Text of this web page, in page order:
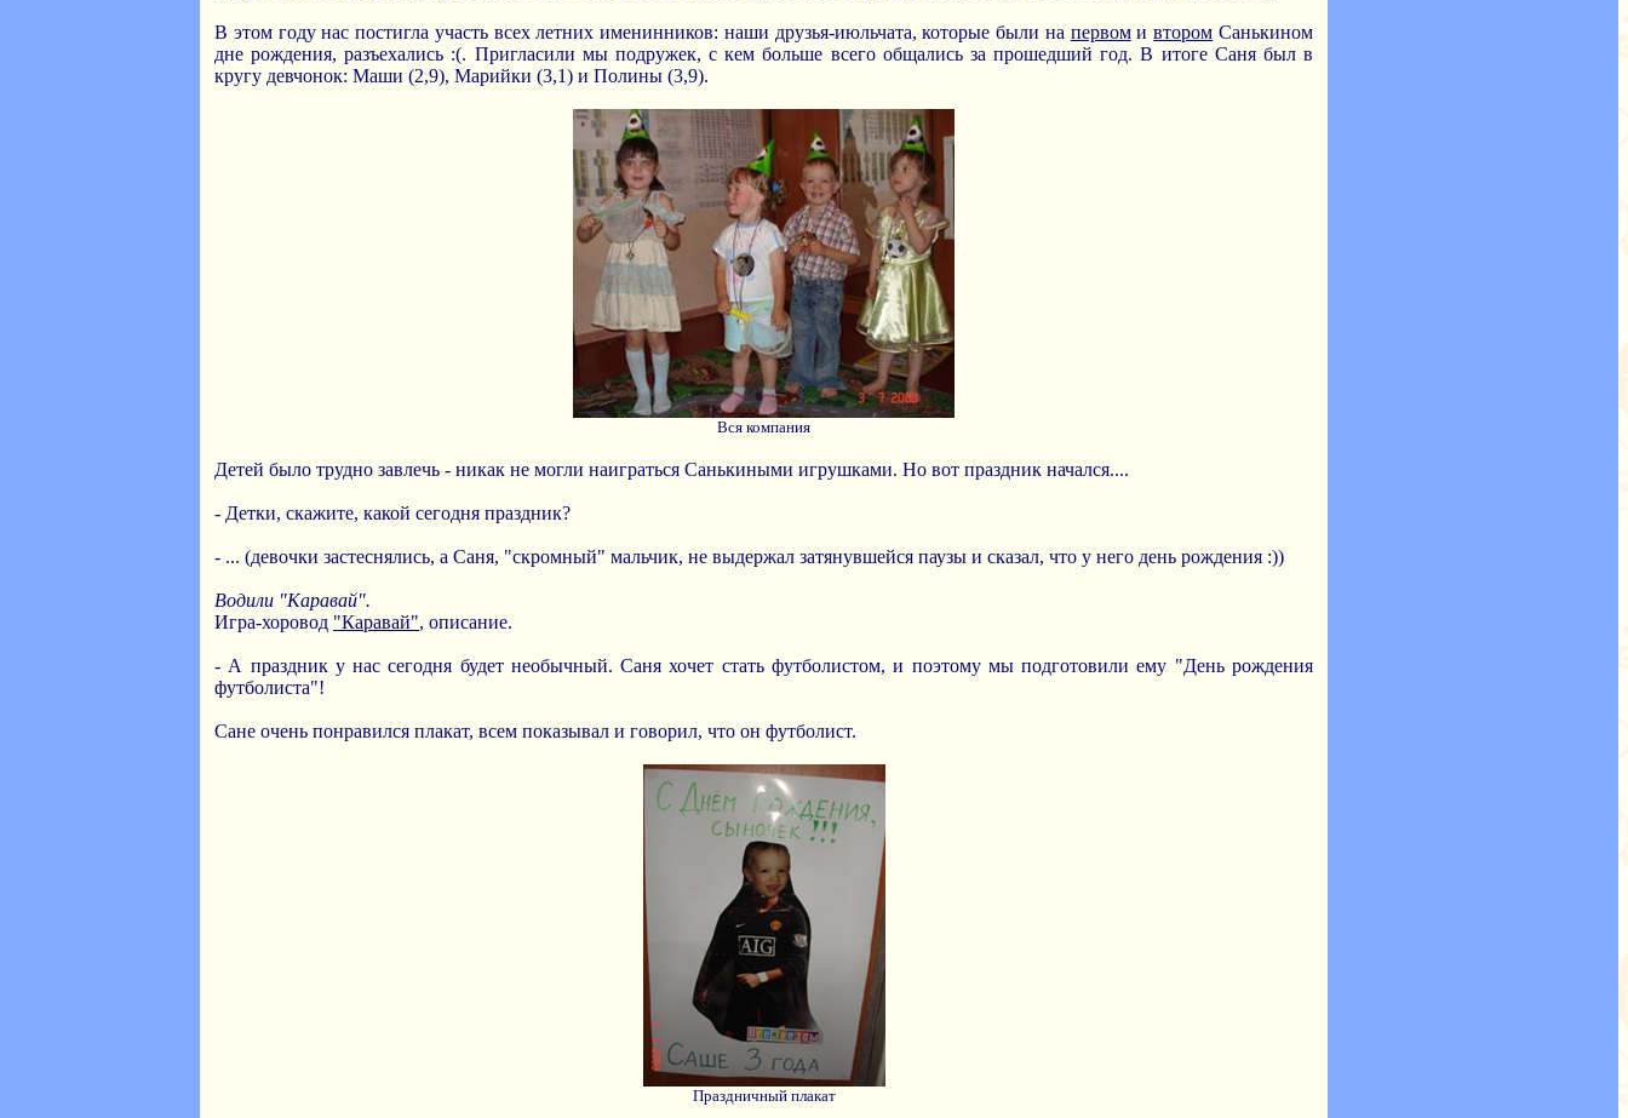
В этом году нас постигла участь всех летних именинников: наши друзья-июльчата, которые были на первомивтором Санькином
дне рождения, разъехались :(. Пригласили мы подружек, с кем больше всего общались за прошедший год. В итоге Саня был в
кругу девчонок: Маши (2,9), Марийки (3,1) и Полины (3,9).
Вся компания
Детей было трудно завлечь - никак не могли наиграться Санькиными игрушками. Но вот праздник начался....
- Детки, скажите, какой сегодня праздник?
- ... (девочки застеснялись, а Саня, "скромный" мальчик, не выдержал затянувшейся паузы и сказал, что у него день рождения :))
Водили "Каравай".
Игра-хоровод "Каравай", описание.
- А праздник у нас сегодня будет необычный. Саня хочет стать футболистом, и поэтому мы подготовили ему "День рождения
футболиста"!
Сане очень понравился плакат, всем показывал и говорил, что он футболист.
Праздничный плакат